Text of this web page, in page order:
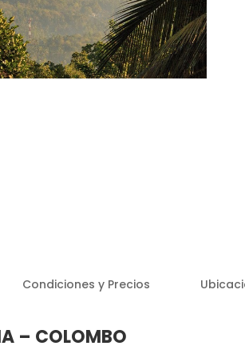
Condiciones y Precios
– COLOMBO